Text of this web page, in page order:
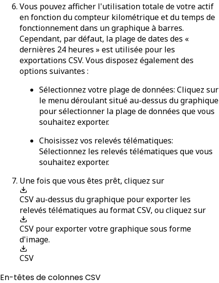
Vous pouvez afficher l'utilisation totale de votre actif
en fonction du compteur kilométrique et du temps de
fonctionnement dans un graphique à barres.
Cependant, par défaut, la plage de dates des «
dernières 24 heures » est utilisée pour les
exportations CSV. Vous disposez également des
options suivantes :
Sélectionnez votre plage de données: Cliquez sur
le menu déroulant situé au-dessus du graphique
pour sélectionner la plage de données que vous
souhaitez exporter.
Choisissez vos relevés télématiques:
Sélectionnez les relevés télématiques que vous
souhaitez exporter.
Une fois que vous êtes prêt, cliquez sur
CSVau-dessus du graphique pour exporter les
relevés télématiques au format CSV, ou cliquez sur
CSV pour exporter votre graphique sous forme
d'image.
CSV
En-têtes de colonnes CSV